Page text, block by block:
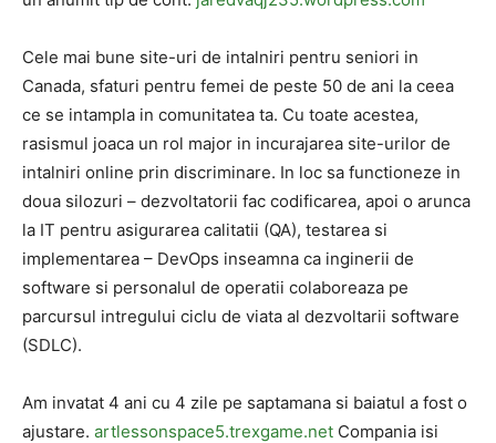
Cele mai bune site-uri de intalniri pentru seniori in
Canada, sfaturi pentru femei de peste 50 de ani la ceea
ce se intampla in comunitatea ta. Cu toate acestea,
rasismul joaca un rol major in incurajarea site-urilor de
intalniri online prin discriminare. In loc sa functioneze in
doua silozuri – dezvoltatorii fac codificarea, apoi o arunca
la IT pentru asigurarea calitatii (QA), testarea si
implementarea – DevOps inseamna ca inginerii de
software si personalul de operatii colaboreaza pe
parcursul intregului ciclu de viata al dezvoltarii software
(SDLC).
Am invatat 4 ani cu 4 zile pe saptamana si baiatul a fost o
ajustare. artlessonspace5.trexgame.net Compania isi